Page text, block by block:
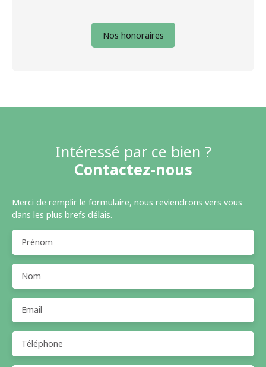
Nos honoraires
Intéressé par ce bien ?
Contactez-nous
Merci de remplir le formulaire, nous reviendrons vers vous
dans les plus brefs délais.
Prénom
Nom
Email
Téléphone